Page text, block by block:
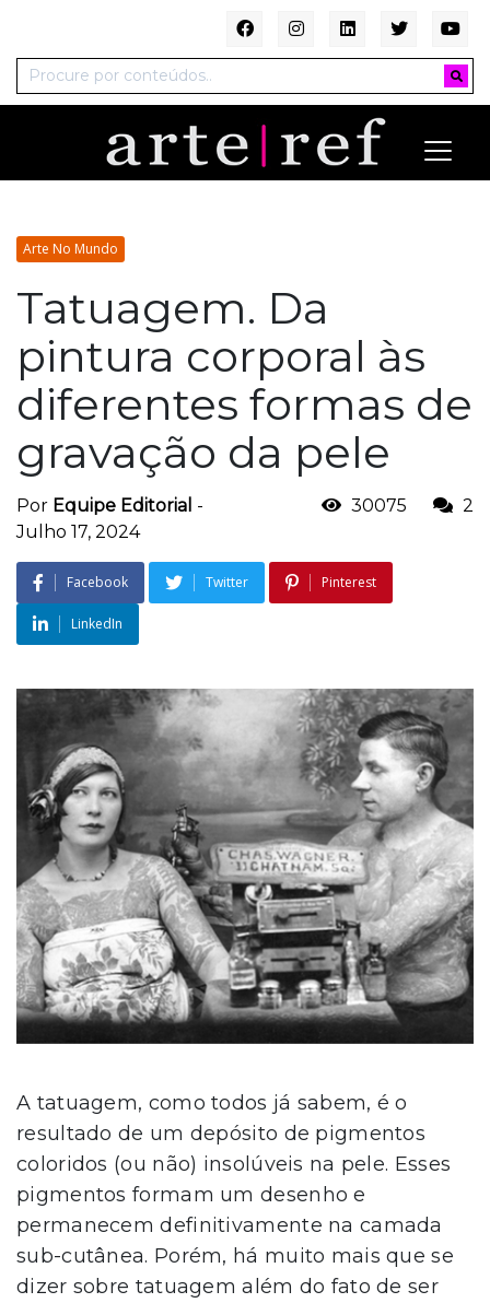
Arte No Mundo
Tatuagem. Da
pintura corporal às
diferentes formas de
gravação da pele
Por Equipe Editorial -
Julho 17, 2024
30075 2
Facebook Twitter Pinterest
LinkedIn
A tatuagem, como todos já sabem, é o
resultado de um depósito de pigmentos
coloridos (ou não) insolúveis na pele. Esses
pigmentos formam um desenho e
permanecem definitivamente na camada
sub-cutânea. Porém, há muito mais que se
dizer sobre tatuagem além do fato de ser